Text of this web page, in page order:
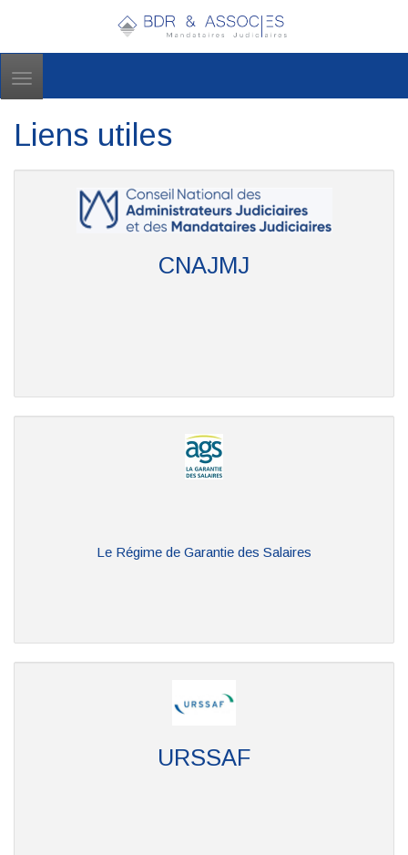
Toggle
Liens utiles
CNAJMJ
Le Régime de Garantie des Salaires
URSSAF